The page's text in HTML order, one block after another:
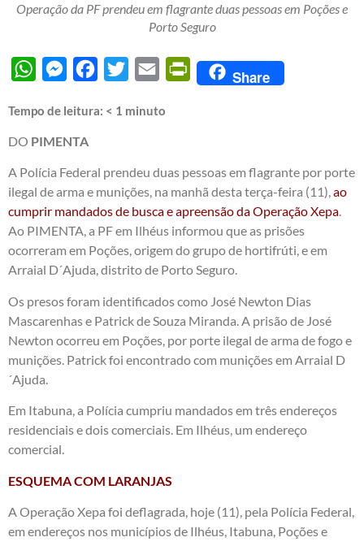
Operação da PF prendeu em flagrante duas pessoas em Poções e
Porto Seguro
WhatsAppMessengerFacebook
Twitter Email PrintFriendly
Share
Tempo de leitura: < 1 minuto
DO PIMENTA
A Polícia Federal prendeu duas pessoas em flagrante por porte
ilegal de arma e munições, na manhã desta terça-feira (11),ao
cumprir mandados de busca e apreensão da Operação Xepa.
Ao PIMENTA, a PF em Ilhéus informou que as prisões
ocorreram em Poções, origem do grupo de hortifrúti, e em
Arraial D´Ajuda, distrito de Porto Seguro.
Os presos foram identificados como José Newton Dias
Mascarenhas e Patrick de Souza Miranda. A prisão de José
Newton ocorreu em Poções, por porte ilegal de arma de fogo e
munições. Patrick foi encontrado com munições em Arraial D
´Ajuda.
Em Itabuna, a Polícia cumpriu mandados em três endereços
residenciais e dois comerciais. Em Ilhéus, um endereço
comercial.
ESQUEMA COM LARANJAS
A Operação Xepa foi deflagrada, hoje (11), pela Polícia Federal,
em endereços nos municípios de Ilhéus, Itabuna, Poções e